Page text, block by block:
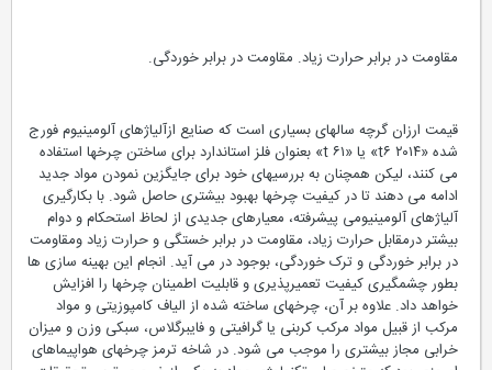
مقاومت در برابر حرارت زیاد. مقاومت در برابر خوردگی.
قیمت ارزان گرچه سالهای بسیاری است که صنایع ازآلیاژهای آلومینیوم فورج
شده «۲۰۱۴ t۶» یا «t ۶۱» بعنوان فلز استاندارد برای ساختن چرخها استفاده
می کنند، لیکن همچنان به بررسیهای خود برای جایگزین نمودن مواد جدید
ادامه می دهند تا در کیفیت چرخها بهبود بیشتری حاصل شود. با بکارگیری
آلیاژهای آلومینیومی پیشرفته، معیارهای جدیدی از لحاظ استحکام و دوام
بیشتر درمقابل حرارت زیاد، مقاومت در برابر خستگی و حرارت زیاد ومقاومت
در برابر خوردگی و ترک خوردگی، بوجود در می آید. انجام این بهینه سازی ها
بطور چشمگیری کیفیت تعمیرپذیری و قابلیت اطمینان چرخها را افزایش
خواهد داد. علاوه بر آن، چرخهای ساخته شده از الیاف کامپوزیتی و مواد
مرکب از قبیل مواد مرکب کربنی یا گرافیتی و فایبرگلاس، سبکی وزن و میزان
خرابی مجاز بیشتری را موجب می شود. در شاخه ترمز چرخهای هواپیماهای